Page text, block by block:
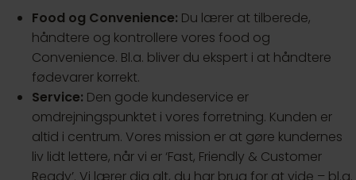
Food og Convenience: Du lærer at tilberede,
håndtere og kontrollere vores food og
Convenience. Bl.a. bliver du ekspert i at håndtere
fødevarer korrekt.
Service: Den gode kundeservice er
omdrejningspunktet i vores forretning. Kunden er
altid i centrum. Vores mission er at gøre kundernes
liv lidt lettere, når vi er ‘Fast, Friendly & Customer